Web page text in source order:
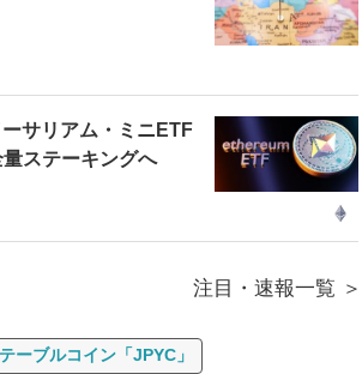
サリアム・ミニETF
ステーキングへ
注目・速報一覧
ーブルコイン「JPYC」